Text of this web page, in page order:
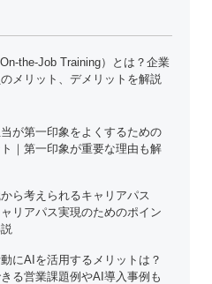
the-Job Training）とは？企業
メリット、デメリットを解説
が第一印象をよくするための
｜第一印象が重要な理由も解
ら考えられるキャリアパス
リアパス実現のためのポイン
にAIを活用するメリットは？
る営業課題例やAI導入事例も